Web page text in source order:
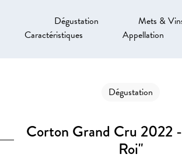
Dégustation
Mets &
Caractéristiques
Appellation
Dégustation
Corton Grand Cru 2022
Roi"